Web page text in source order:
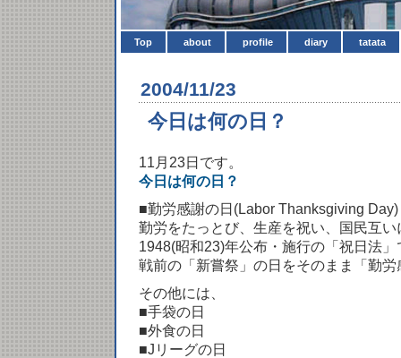
Top about profile diary tatata
2004/11/23
今日は何の日？
11月23日です。
今日は何の日？
■勤労感謝の日(Labor Thanksgiving Day)
勤労をたっとび、生産を祝い、国民互
1948(昭和23)年公布・施行の「祝日法」
戦前の「新嘗祭」の日をそのまま「勤
その他には、
■手袋の日
■外食の日
■Jリーグの日